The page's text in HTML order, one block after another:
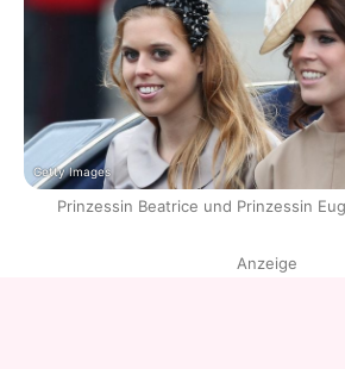
Getty Images
Prinzessin Beatrice und Prinzessin
Anzeige